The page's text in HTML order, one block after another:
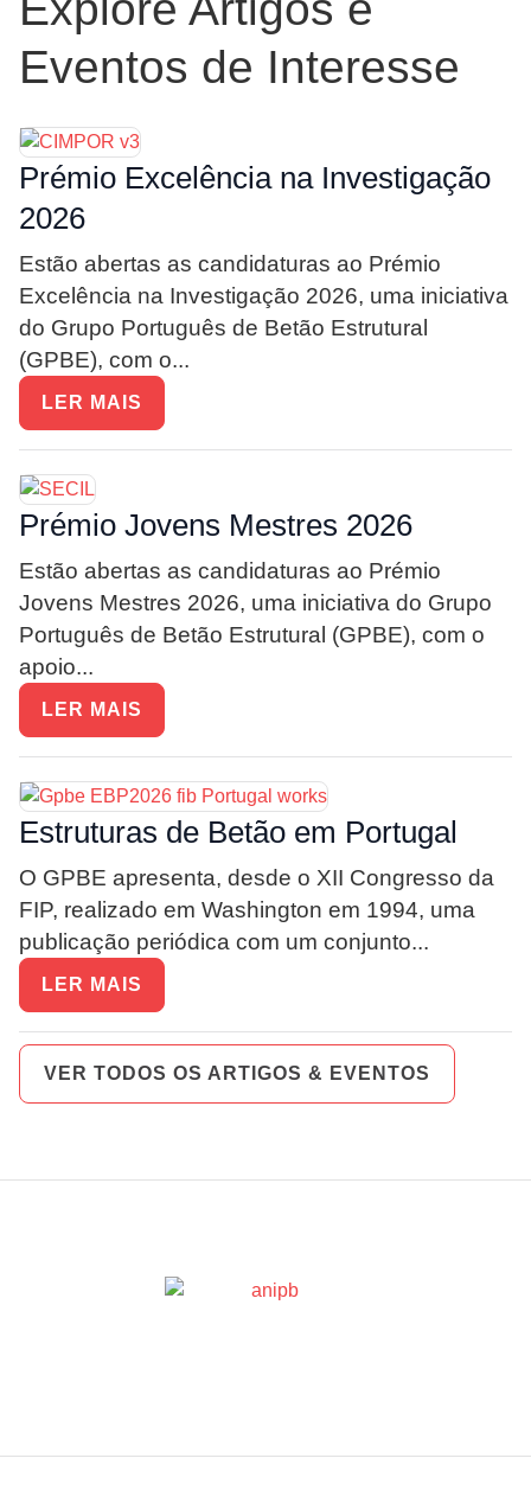
Eventos de Interesse
Prémio Excelência na Investigação
2026
Estão abertas as candidaturas ao Prémio
Excelência na Investigação 2026, uma iniciativa
do Grupo Português de Betão Estrutural
(GPBE), com o...
LER MAIS
Prémio Jovens Mestres 2026
Estão abertas as candidaturas ao Prémio
Jovens Mestres 2026, uma iniciativa do Grupo
Português de Betão Estrutural (GPBE), com o
apoio...
LER MAIS
Estruturas de Betão em Portugal
O GPBE apresenta, desde o XII Congresso da
FIP, realizado em Washington em 1994, uma
publicação periódica com um conjunto...
LER MAIS
VER TODOS OS ARTIGOS & EVENTOS